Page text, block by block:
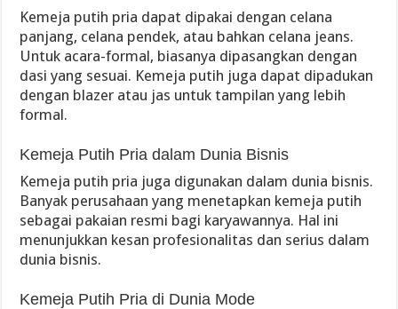
Kemeja putih pria dapat dipakai dengan celana
panjang, celana pendek, atau bahkan celana jeans.
Untuk acara-formal, biasanya dipasangkan dengan
dasi yang sesuai. Kemeja putih juga dapat dipadukan
dengan blazer atau jas untuk tampilan yang lebih
formal.
Kemeja Putih Pria dalam Dunia Bisnis
Kemeja putih pria juga digunakan dalam dunia bisnis.
Banyak perusahaan yang menetapkan kemeja putih
sebagai pakaian resmi bagi karyawannya. Hal ini
menunjukkan kesan profesionalitas dan serius dalam
dunia bisnis.
Kemeja Putih Pria di Dunia Mode